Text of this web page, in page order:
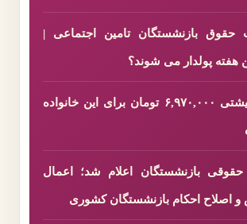
حقوق بازنشستگان تامین اجتماعی |
هفته پولدار می شوند؟
واریز یارانه معیشتی ۶,۹۷۰,۰۰۰ تومان برای این خانواده
بازنشستگان اعلام شد؛ اعمال
و اصلاح احکام بازنشستگان کشوری